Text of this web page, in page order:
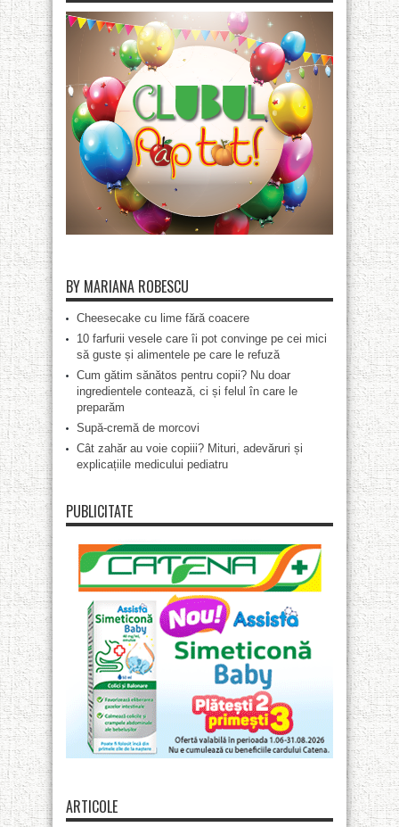
BY MARIANA ROBESCU
Cheesecake cu lime fără coacere
10 farfurii vesele care îi pot convinge pe cei mici
să guste și alimentele pe care le refuză
Cum gătim sănătos pentru copii? Nu doar
ingredientele contează, ci și felul în care le
preparăm
Supă-cremă de morcovi
Cât zahăr au voie copiii? Mituri, adevăruri și
explicațiile medicului pediatru
PUBLICITATE
ARTICOLE